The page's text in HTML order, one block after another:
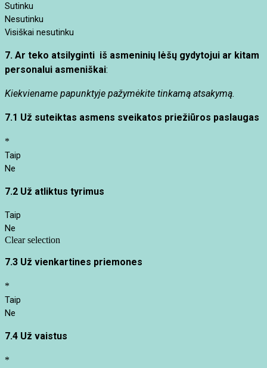
Sutinku
Nesutinku
Visiškai nesutinku
7. Ar teko atsilyginti iš asmeninių lėšų gydytojui ar kitam
personalui asmeniškai:
Kiekviename papunktyje pažymėkite tinkamą atsakymą.
7.1 Už suteiktas asmens sveikatos priežiūros paslaugas
*
Taip
Ne
7.2 Už atliktus tyrimus
Taip
Ne
Clear selection
7.3 Už vienkartines priemones
*
Taip
Ne
7.4 Už vaistus
*